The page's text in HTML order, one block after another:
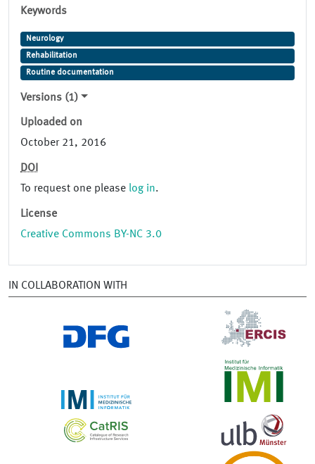
Keywords
Neurology
Rehabilitation
Routine documentation
Versions (1)
Uploaded on
October 21, 2016
DOI
To request one please log in.
License
Creative Commons BY-NC 3.0
IN COLLABORATION WITH